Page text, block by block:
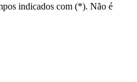
indicados com (*). Não é